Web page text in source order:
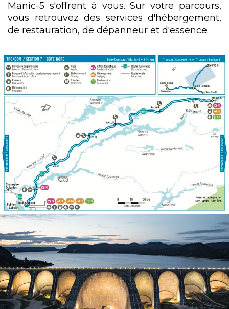
Manic-5 s'offrent à vous. Sur votre parcours,
vous retrouvez des services d'hébergement,
de restauration, de dépanneur et d'essence.